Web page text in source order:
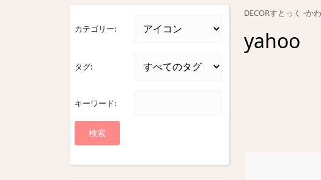
カテゴリー:
タグ:
キーワード:
DECORすとっく -か
yahoo